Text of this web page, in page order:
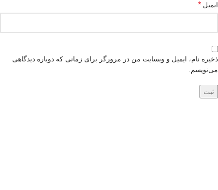
ایمیل *
ذخیره نام، ایمیل و وبسایت من در مرورگر برای زمانی که دوباره دیدگاهی
می‌نویسم.